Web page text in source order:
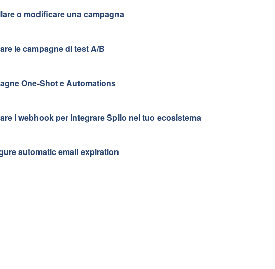
o modificare una campagna
le campagne di test A/B
One-Shot e Automations
i webhook per integrare Splio nel tuo ecosistema
automatic email expiration